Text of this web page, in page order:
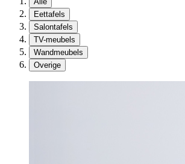
Eettafels
Salontafels
TV-meubels
Wandmeubels
Overige